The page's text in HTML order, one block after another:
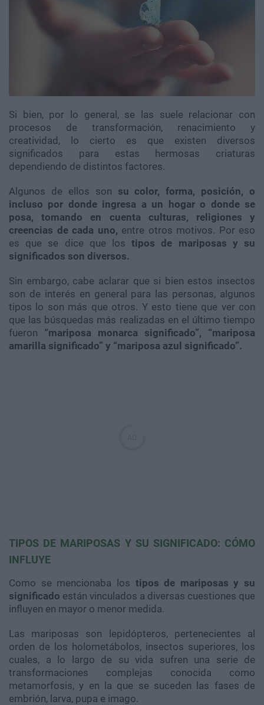
Si bien, por lo general, se las suele relacionar con
procesos de transformación, renacimiento y
creatividad, lo cierto es que existen diversos
significados para estas hermosas criaturas
dependiendo de distintos factores.
Algunos de ellos son su color, forma, posición, o
incluso por donde ingresa a un hogar o donde se
posa, tomando en cuenta culturas, religiones y
creencias de cada uno, entre otros motivos. Por eso
es que se dice que lostipos de mariposas y su
significados son diversos.
Sin embargo, cabe aclarar que si bien estos insectos
son de interés en general para las personas, algunos
tipos lo son más que otros. Y esto tiene que ver con
que las búsquedas más realizadas en el último tiempo
fueron “mariposa monarca significado”, “mariposa
amarilla significado” y “mariposa azul significado”.
TIPOS DE MARIPOSAS Y SU SIGNIFICADO: CÓMO
INFLUYE
Como se mencionaba los tipos de mariposas y su
significado están vinculados a diversas cuestiones que
influyen en mayor o menor medida.
Las mariposas son lepidópteros, pertenecientes al
orden de los holometábolos, insectos superiores, los
cuales, a lo largo de su vida sufren una serie de
transformaciones complejas conocida como
metamorfosis, y en la que se suceden las fases de
embrión, larva, pupa e imago.